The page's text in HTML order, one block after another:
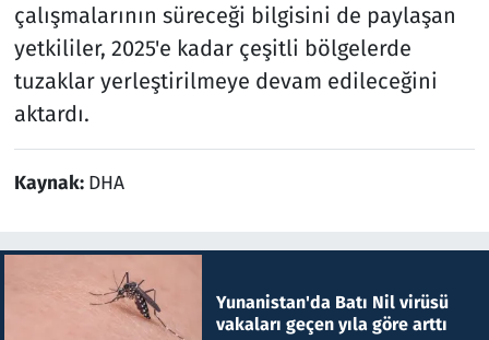
çalışmalarının süreceği bilgisini de paylaşan
yetkililer, 2025'e kadar çeşitli bölgelerde
tuzaklar yerleştirilmeye devam edileceğini
aktardı.
Kaynak: DHA
Yunanistan'da Batı Nil virüsü
vakaları geçen yıla göre arttı